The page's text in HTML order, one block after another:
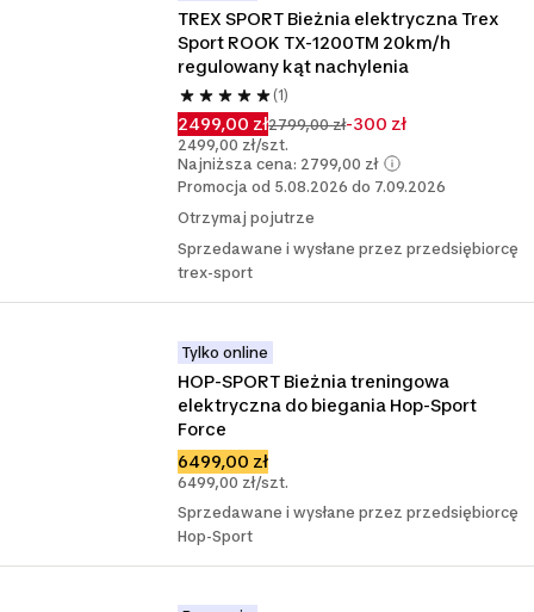
TREX SPORT Bieżnia elektryczna Trex
Sport ROOK TX-1200TM 20km/h
regulowany kąt nachylenia
(1)
2499,00 zł2799,00 zł-300 zł
2499,00 zł/szt.
Najniższa cena: 2799,00 zł
Promocja od 5.08.2026 do 7.09.2026
Otrzymaj pojutrze
Sprzedawane i wysłane przez przedsiębiorcę
trex-sport
Tylko online
HOP-SPORT Bieżnia treningowa
elektryczna do biegania Hop-Sport
Force
6499,00 zł
6499,00 zł/szt.
Sprzedawane i wysłane przez przedsiębiorcę
Hop-Sport